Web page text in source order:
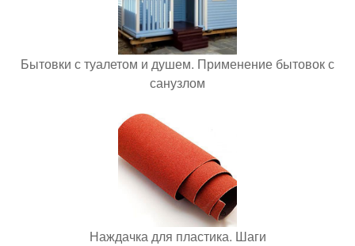
Бытовки с туалетом и душем. Применение бытовок с
санузлом
Наждачка для пластика. Шаги